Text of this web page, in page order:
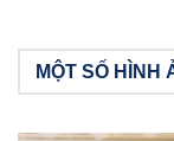
MỘT SỐ HÌNH